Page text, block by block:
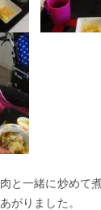
と一緒に炒めて
がりました。